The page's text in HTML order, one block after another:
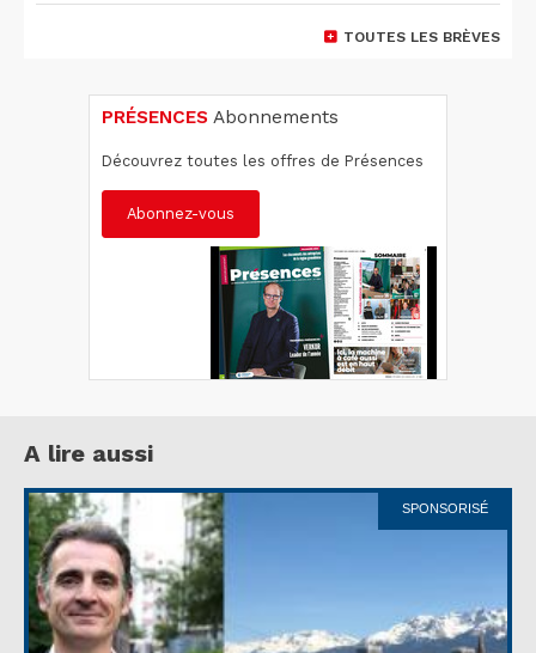
TOUTES LES BRÈVES
PRÉSENCES Abonnements
Découvrez toutes les offres de Présences
Abonnez-vous
A lire aussi
SPONSORISÉ